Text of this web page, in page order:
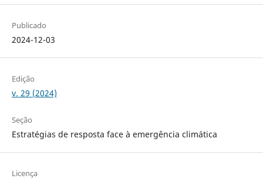
Publicado
2024-12-03
Edição
v. 29 (2024)
Seção
Estratégias de resposta face à emergência climática
Licença